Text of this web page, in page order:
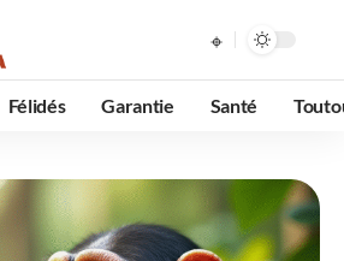
Félidés Garantie Santé